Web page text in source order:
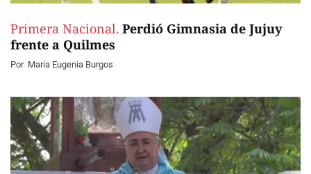
Primera Nacional. Perdió Gimnasia de Jujuy
frente a Quilmes
Por Maria Eugenia Burgos